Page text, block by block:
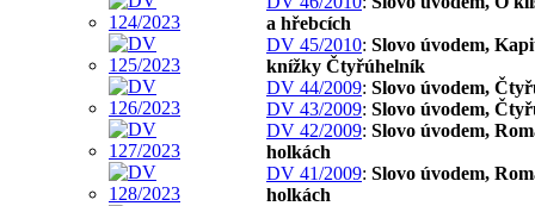
a hřebcích
DV 45/2010: Slovo úvodem,
knížky Čtyřúhelník
DV 44/2009: Slovo úvodem,
DV 43/2009: Slovo úvodem,
DV 42/2009: Slovo úvodem,
holkách
DV 41/2009: Slovo úvodem,
holkách